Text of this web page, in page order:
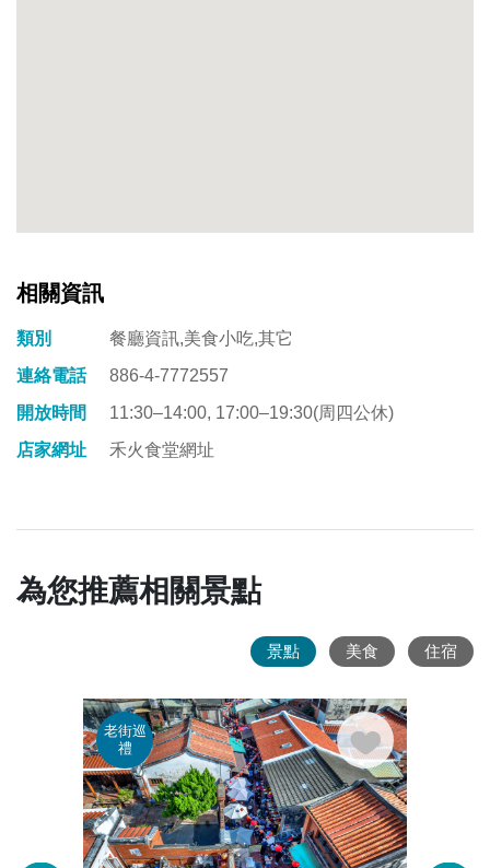
相關資訊
類別
餐廳資訊,美食小吃,其它
連絡電話
886-4-7772557
開放時間
11:30–14:00, 17:00–19:30(周四公休)
店家網址
禾火食堂網址
為您推薦相關景點
景點 美食 住宿
老街巡
禮